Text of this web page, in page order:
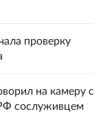
проверку
на камеру с
сослуживцем